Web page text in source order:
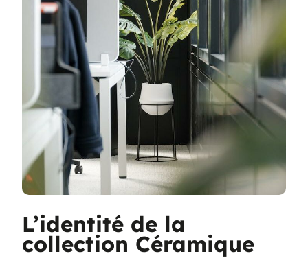
L’identité de la
collection Céramique